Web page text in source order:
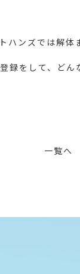
ハンズでは解
録をして、ど
一覧へ